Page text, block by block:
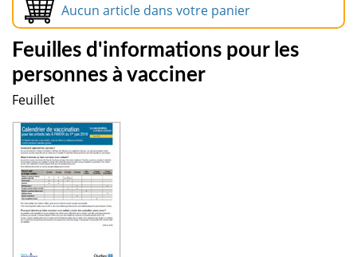
Aucun article dans votre panier
Feuilles d'informations pour les
personnes à vacciner
Feuillet